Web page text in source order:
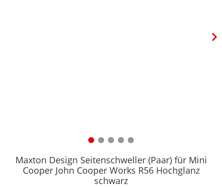
Maxton Design Seitenschweller (Paar) für Mini
Cooper John Cooper Works R56 Hochglanz
schwarz